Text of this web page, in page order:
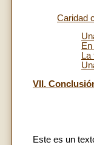
Caridad
La
VII.
Este es un